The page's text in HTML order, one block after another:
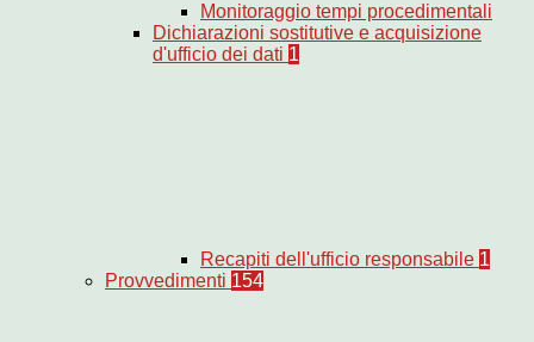
Monitoraggio tempi procedimentali
Dichiarazioni sostitutive e acquisizione
d'ufficio dei dati 1
Recapiti dell'ufficio responsabile 1
Provvedimenti 154